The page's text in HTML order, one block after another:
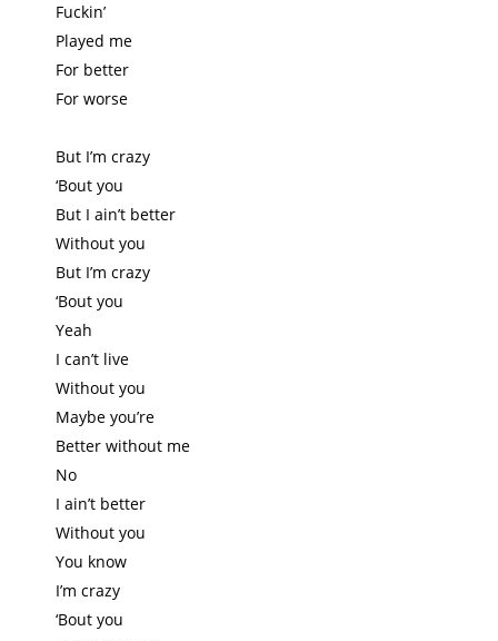
Fuckin’
Played me
For better
For worse
But I’m crazy
‘Bout you
But I ain’t better
Without you
But I’m crazy
‘Bout you
Yeah
I can’t live
Without you
Maybe you’re
Better without me
No
I ain’t better
Without you
You know
I’m crazy
‘Bout you